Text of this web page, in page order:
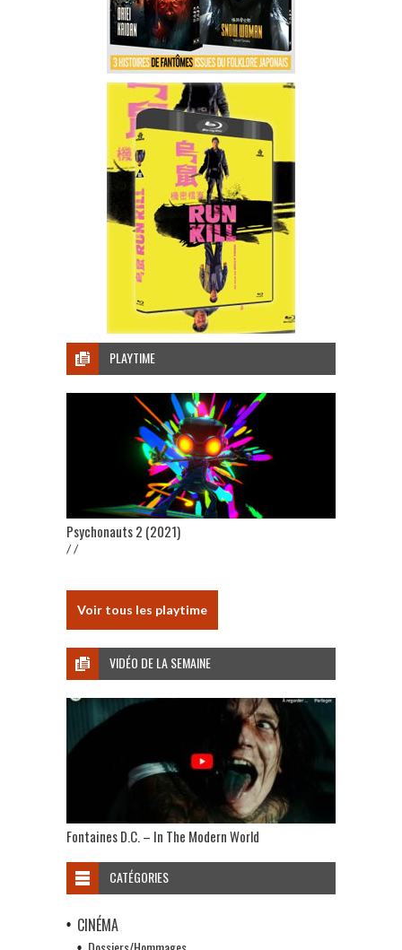
PLAYTIME
Psychonauts 2 (2021)
/ /
Voir tous les playtime
VIDÉO DE LA SEMAINE
Fontaines D.C. – In The Modern World
CATÉGORIES
CINÉMA